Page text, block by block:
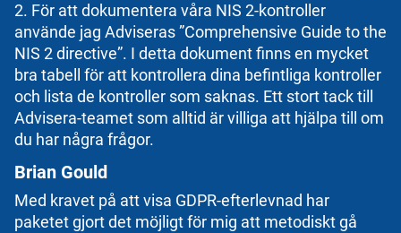
2. För att dokumentera våra NIS 2-kontroller
använde jag Adviseras ”Comprehensive Guide to the
NIS 2 directive”. I detta dokument finns en mycket
bra tabell för att kontrollera dina befintliga kontroller
och lista de kontroller som saknas. Ett stort tack till
Advisera-teamet som alltid är villiga att hjälpa till om
du har några frågor.
Brian Gould
Med kravet på att visa GDPR-efterlevnad har
paketet gjort det möjligt för mig att metodiskt gå